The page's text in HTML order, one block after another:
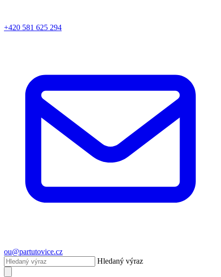
+420 581 625 294
ou@partutovice.cz
Hledaný výraz